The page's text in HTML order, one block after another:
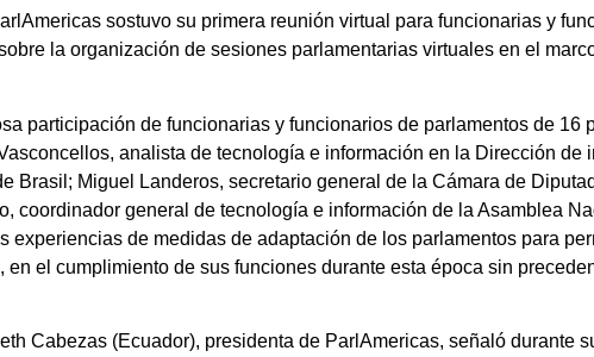
sostuvo su primera reunión virtual para funcionarias y
la organización de sesiones parlamentarias virtuales en el
participación de funcionarias y funcionarios de parlamentos de 16
analista de tecnología e información en la Dirección de
Brasil; Miguel Landeros, secretario general de la Cámara de
coordinador general de tecnología e información de la Asamblea
experiencias de medidas de adaptación de los parlamentos para
en el cumplimiento de sus funciones durante esta época sin
Cabezas (Ecuador), presidenta de ParlAmericas, señaló durante